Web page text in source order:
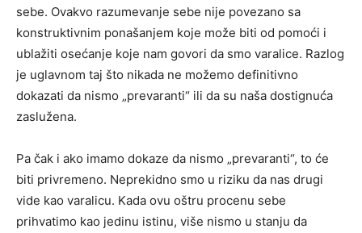
sebe. Ovakvo razumevanje sebe nije povezano sa
konstruktivnim ponašanjem koje može biti od pomoći i
ublažiti osećanje koje nam govori da smo varalice. Razlog
je uglavnom taj što nikada ne možemo definitivno
dokazati da nismo „prevaranti“ ili da su naša dostignuća
zaslužena.
Pa čak i ako imamo dokaze da nismo „prevaranti“, to će
biti privremeno. Neprekidno smo u riziku da nas drugi
vide kao varalicu. Kada ovu oštru procenu sebe
prihvatimo kao jedinu istinu, više nismo u stanju da